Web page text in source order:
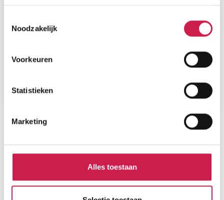
Noodzakelijk
Voorkeuren
Statistieken
Marketing
Alles toestaan
Cijfers voor de wijk